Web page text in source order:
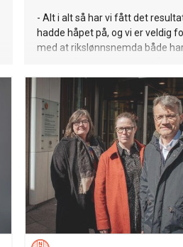
- Alt i alt så har vi fått det
hadde håpet på, og vi er veldig
med at rikslønnsnemda både
Kristian Botnen, leder i NITO stat.